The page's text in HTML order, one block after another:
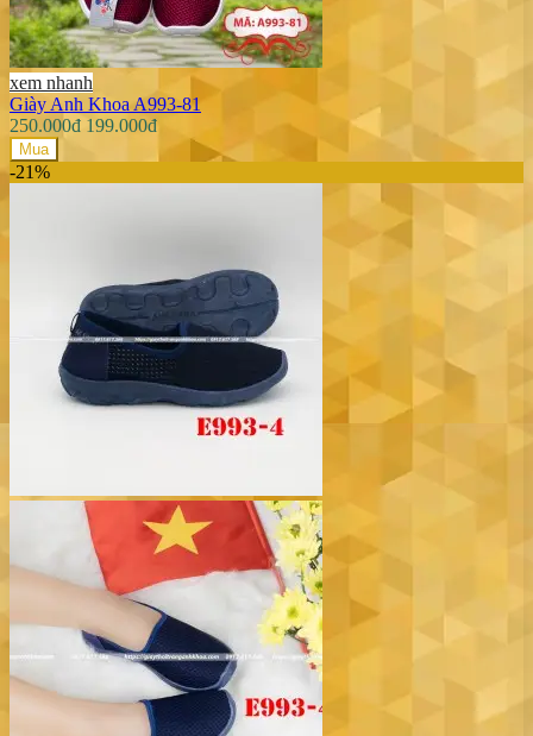
xem nhanh
Giày Anh Khoa A993-81
250.000đ 199.000đ
Mua
-21%